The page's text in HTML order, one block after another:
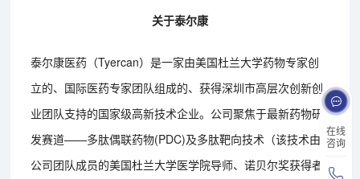
在线
咨询
关于泰尔康
泰尔康医药（Tyercan）是一家由美国杜兰大学药物专家创
立的、国际医药专家团队组成的、获得深圳市高层次创新创
业团队支持的国家级高新技术企业。公司聚焦于最新药物研
发赛道——多肽偶联药物(PDC)及多肽靶向技术（该技术由
公司团队成员的美国杜兰大学医学院导师、诺贝尔奖获得者